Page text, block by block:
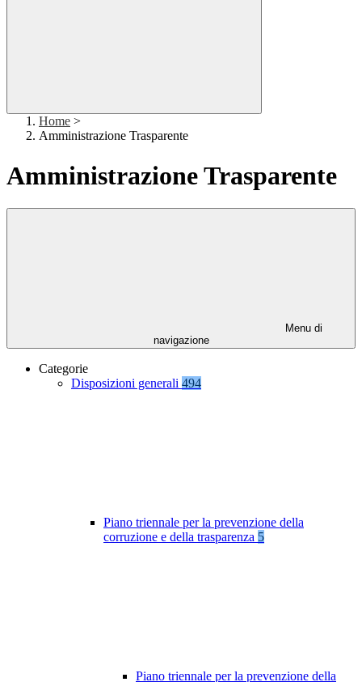
Home >
Amministrazione Trasparente
Amministrazione Trasparente
Menu di
navigazione
Categorie
Disposizioni generali 494
Piano triennale per la prevenzione della
corruzione e della trasparenza 5
Piano triennale per la prevenzione della